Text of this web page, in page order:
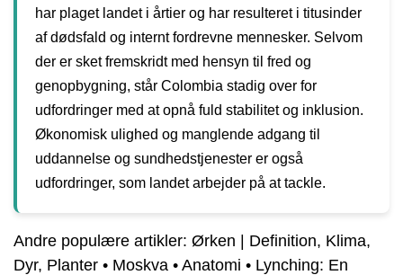
har plaget landet i årtier og har resulteret i titusinder
af dødsfald og internt fordrevne mennesker. Selvom
der er sket fremskridt med hensyn til fred og
genopbygning, står Colombia stadig over for
udfordringer med at opnå fuld stabilitet og inklusion.
Økonomisk ulighed og manglende adgang til
uddannelse og sundhedstjenester er også
udfordringer, som landet arbejder på at tackle.
Andre populære artikler: Ørken | Definition, Klima,
Dyr, Planter • Moskva • Anatomi • Lynching: En